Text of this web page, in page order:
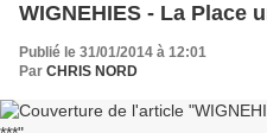
WIGNEHIES - La Place
Publié le 31/01/2014 à 12:01
Par CHRIS NORD